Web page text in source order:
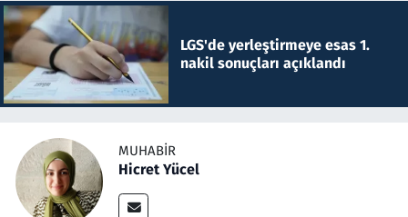
LGS'de yerleştirmeye esas 1.
nakil sonuçları açıklandı
MUHABIR
Hicret Yücel